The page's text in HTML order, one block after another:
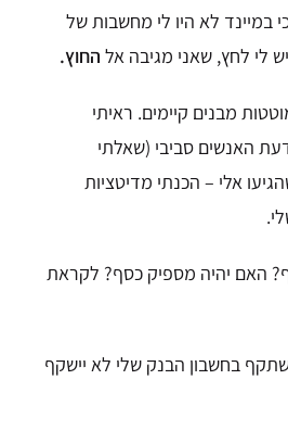
במיינד לא היו לי מחשבות של
לי לחץ, שאני מגיבה אל החוץ.
מבנים קיימים. ראיתי
האנשים סביבי (שאלתי
אלי – הכנתי מדיטציות
האם יהיה מספיק כסף? לקראת
בחשבון הבנק שלי לא יישקף